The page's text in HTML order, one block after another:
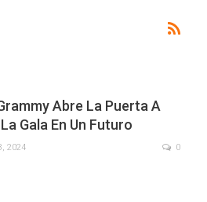
Abre La Puerta A
Gala En Un Futuro
2024 0